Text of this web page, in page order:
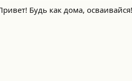
Будь как дома, осваивайся!